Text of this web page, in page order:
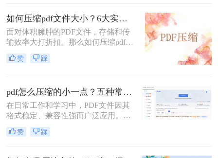
书，还是设计精美的产品手册——都
会给邮件发送、云端存储和即时传输
带来诸多不便。幸运的是，通过一系
列高效的方法，我们可以显著减小
PDF文件的体积，而无需牺牲过多的
可读性。那么pdf文件怎么压缩大小
优化到手动精调，助您轻松驾驭PDF
文件大小。
如何压缩pdf文件大小？6大实用压缩方案深度解析！
面对体积臃肿的PDF文件，存储和传
输效率大打折扣。那么如何压缩pdf文
件大小呢？本文为您梳理6种主流压
缩方案，从原理到实操，助您轻松掌
赞 踩
pdf怎么压缩的小一点？五种常用有效方法详解！
在日常工作和学习中，PDF文件因其
格式稳定、兼容性强而广泛应用。然
而，PDF文件体积过大时，会带来诸
多不便，例如传输速度慢、存储空间
握压缩PDF文件的方法至关重要。那
赞 踩